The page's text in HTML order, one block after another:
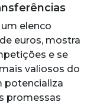
elenco
euros, mostra
e se
valiosos do
potencializa
promessas